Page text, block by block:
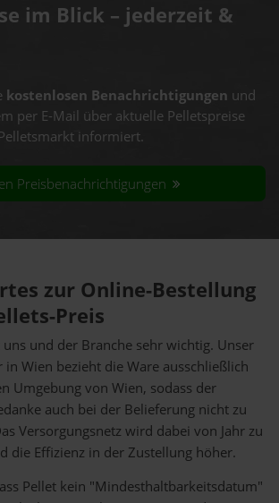
im Blick – jederzeit &
kostenlosen Benachrichtigungen und
per E-Mail über aktuelle Pelletspreise
informiert.
Preisbenachrichtigungen
zur Online-Bestellung
Preis
und der Branche sehr wichtig. Unser
in Wien bezieht die Ware ausschließlich
Umgebung von Wien, sodass der
auch bei der Belieferung nicht zu
Versorgungsnetz wird dabei von Jahr zu
die Effizienz in der Zustellung höher.
Pellet kein "Mindesthaltbarkeitsdatum"